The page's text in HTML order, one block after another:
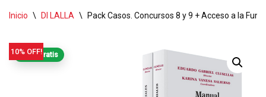
Inicio \ DI LALLA \ Pack Casos. Concursos 8 y 9 + Acceso a la
10% OFF!
Envío gratis